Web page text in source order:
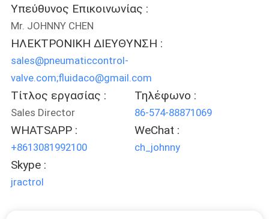
ΜΑΣ
ΕΛΆΤΕ
ΣΕ
ΕΠΑΦΉ
ΜΕ
ΖΗΤΉΣΤΕ
ΈΝΑ
ΑΠΌΣΠΑΣΜΑ
Υπεύθυνος Επικοινωνίας :
Mr. JOHNNY CHEN
ΗΛΕΚΤΡΟΝΙΚΗ ΔΙΕΥΘΥΝΣΗ :
sales@pneumaticcontrol-
valve.com;fluidaco@gmail.com
Τίτλος εργασίας :
Sales Director
Τηλέφωνο :
86-574-88871069
WHATSAPP :
+8613081992100
WeChat :
ch_johnny
Skype :
jractrol